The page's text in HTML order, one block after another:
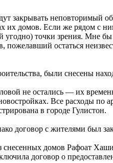
закрывать неповторимый
их домов. Если же рядом с
угодно) точки зрения. Мне
пожелавший остаться
были снесены
не остались — их
Все расходы по
в городе Гулистон.
договор с жителями был
домов Рафоат
договор о